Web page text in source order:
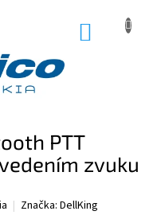
PTT
zvuku
Značka: DellKing